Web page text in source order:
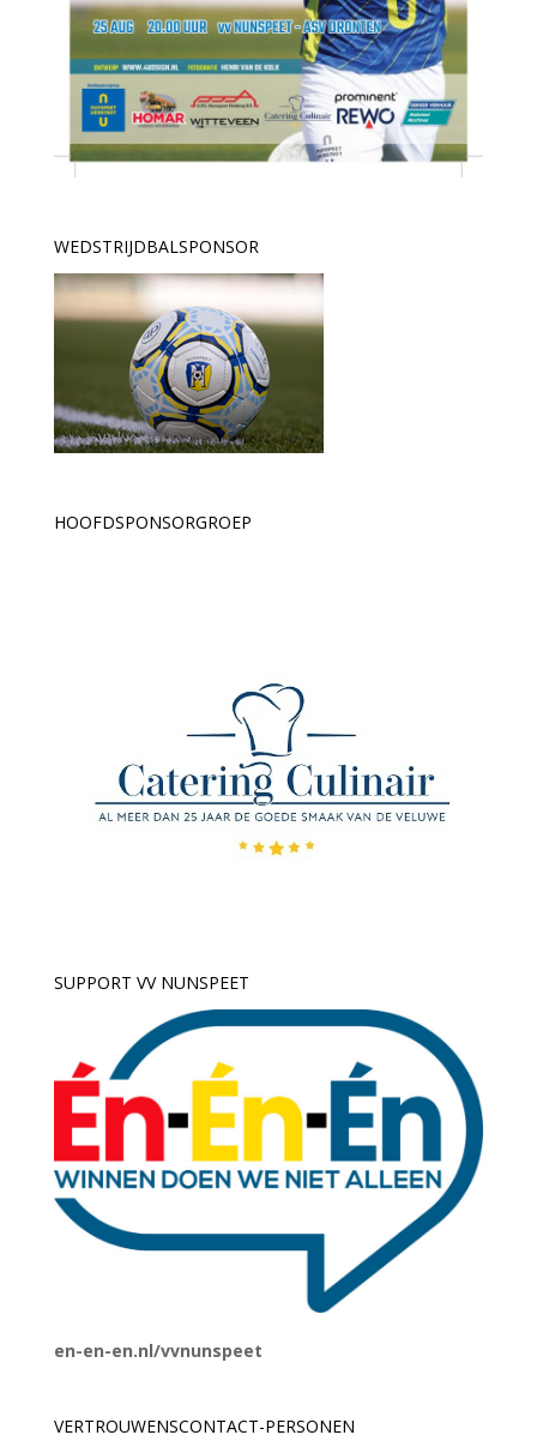
WEDSTRIJDBALSPONSOR
HOOFDSPONSORGROEP
SUPPORT VV NUNSPEET
en-en-en.nl/vvnunspeet
VERTROUWENSCONTACT-PERSONEN